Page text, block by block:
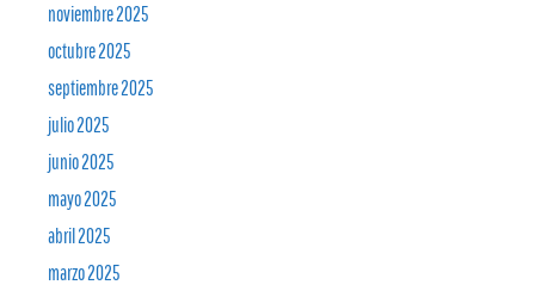
noviembre 2025
octubre 2025
septiembre 2025
julio 2025
junio 2025
mayo 2025
abril 2025
marzo 2025